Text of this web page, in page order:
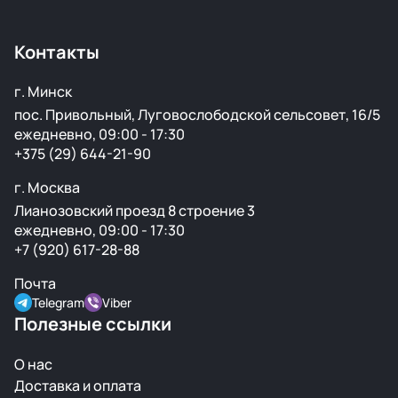
Контакты
г. Минск
пос. Привольный, Луговослободской сельсовет, 16/5
ежедневно, 09:00 - 17:30
+375 (29) 644-21-90
г. Москва
Лианозовский проезд 8 строение 3
ежедневно, 09:00 - 17:30
+7 (920) 617-28-88
Почта
Telegram Viber
Полезные ссылки
О нас
Доставка и оплата